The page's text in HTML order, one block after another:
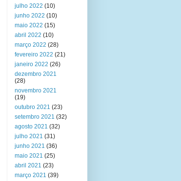
julho 2022 (10)
junho 2022 (10)
maio 2022 (15)
abril 2022 (10)
março 2022 (28)
fevereiro 2022 (21)
janeiro 2022 (26)
dezembro 2021
(28)
novembro 2021
(19)
outubro 2021 (23)
setembro 2021 (32)
agosto 2021 (32)
julho 2021 (31)
junho 2021 (36)
maio 2021 (25)
abril 2021 (23)
março 2021 (39)